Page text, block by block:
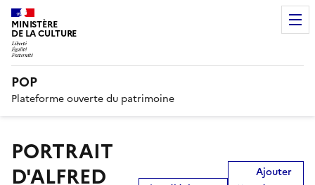
MINISTÈRE
DE LA CULTURE
POP
Plateforme ouverte du patrimoine
PORTRAIT
D'ALFRED
Ajouter